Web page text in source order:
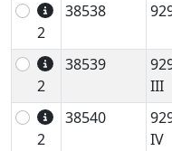
2
38538
2
38539
III
2
38540
IV